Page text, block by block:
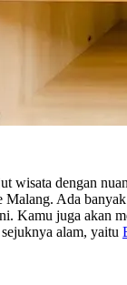
wisata dengan
Malang. Ada
Kamu juga akan
alam, yaitu